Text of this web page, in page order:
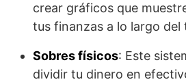
crear gráficos que
tus finanzas a lo largo del
Sobres físicos: Este
dividir tu dinero en